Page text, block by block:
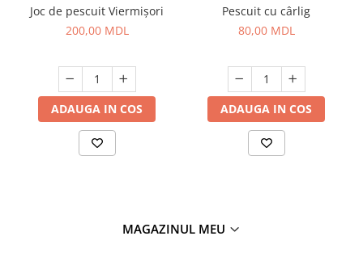
Joc de pescuit Viermișori
200,00 MDL
ADAUGA IN COS
Pescuit cu cârlig
80,00 MDL
ADAUGA IN COS
MAGAZINUL MEU